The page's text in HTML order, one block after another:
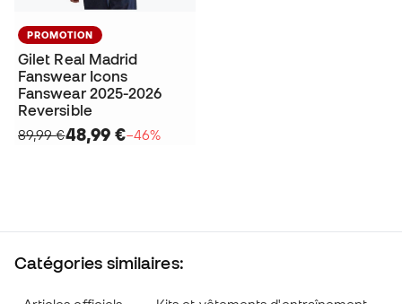
PROMOTION
Gilet Real Madrid
Fanswear Icons
Fanswear 2025-2026
Reversible
89,99 €48,99 €−46%
Catégories similaires: